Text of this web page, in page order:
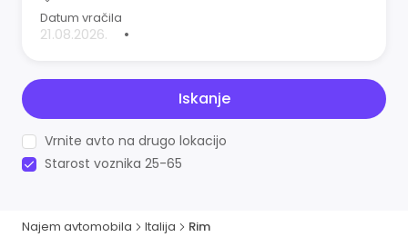
Datum vračila
•
Iskanje
Vrnite avto na drugo lokacijo
Starost voznika 25-65
Najem avtomobila Italija Rim